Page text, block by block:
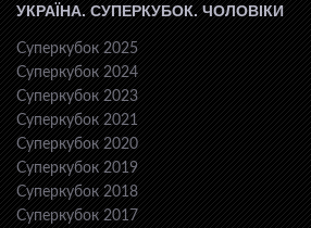
УКРАЇНА. СУПЕРКУБОК. ЧОЛОВІКИ
Суперкубок 2025
Суперкубок 2024
Суперкубок 2023
Суперкубок 2021
Суперкубок 2020
Суперкубок 2019
Суперкубок 2018
Суперкубок 2017